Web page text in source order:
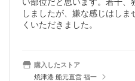
しましたが、嫌な感じはし
くいただきました。
購入したストア
焼津港 船元直営 福一